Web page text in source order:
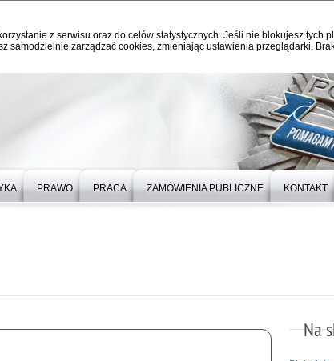
z serwisu oraz do celów statystycznych. Jeśli nie blokujesz tych
samodzielnie zarządzać cookies, zmieniając ustawienia przeglądarki.
PRAWO PRACA ZAMÓWIENIA PUBLICZNE KONTAKT
Na